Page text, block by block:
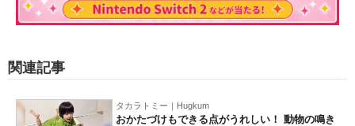
関連記事
タカラトミー｜Hugkum
おかたづけもできる点がうれしい！ 動物の鳴き